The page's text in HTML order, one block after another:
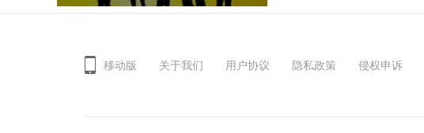
移动版 关于我们 用户协议 隐私政策 侵权申诉